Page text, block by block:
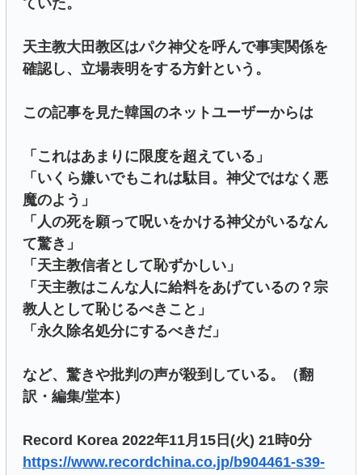
ていた。
天主教大田教区はパク神父を呼んで事実関係を
確認し、立場表明をする方針という。
この記事を見た韓国のネットユーザーからは
「これはあまりに限度を超えている」
「いくら嫌いでもこれは駄目。神父ではなく悪
魔のよう」
「人の死を願って呪いをかける神父がいるなん
て驚き」
「天主教信者として恥ずかしい」
「天主教はこんな人に給料をあげているの？宗
教人として恥じるべきこと」
「永久除名処分にするべきだ」
など、驚きや批判の声が殺到している。（翻
訳・編集/堂本）
Record Korea 2022年11月15日(火) 21時0分
https://www.recordchina.co.jp/b904461-s39-